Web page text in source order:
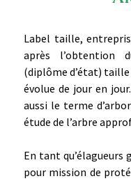
Label taille,
après l’obtention
(diplôme d’état)
évolue de jour en
aussi le terme
étude de l’arbre
En tant qu’élagueurs
pour mission de